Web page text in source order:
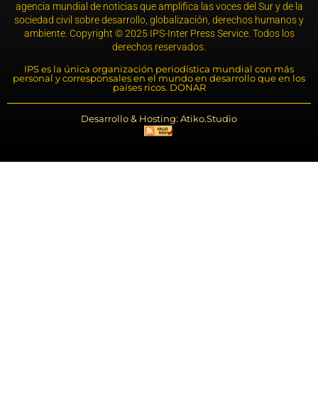
agencia mundial de noticias que amplifica las voces del Sur y de la
sociedad civil sobre desarrollo, globalización, derechos humanos y
ambiente. Copyright © 2025 IPS-Inter Press Service. Todos los
derechos reservados.
IPS es la única organización periodística mundial con más
personal y corresponsales en el mundo en desarrollo que en los
países ricos. DONAR
Desarrollo & Hosting: Atiko.Studio